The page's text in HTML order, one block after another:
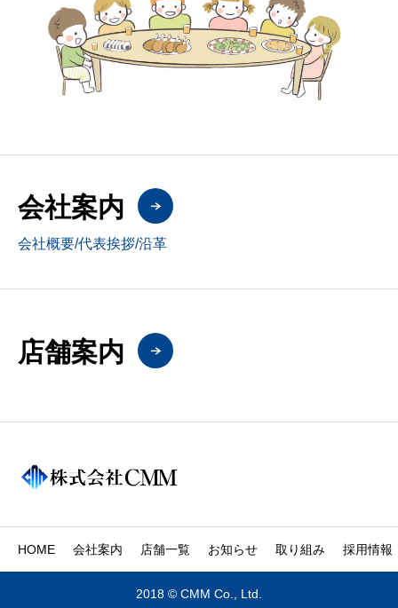
会社案内
会社概要/代表挨拶/沿革
店舗案内
HOME 会社案内 店舗一覧 お知らせ 取り組み 採用情報
2018 © CMM Co., Ltd.